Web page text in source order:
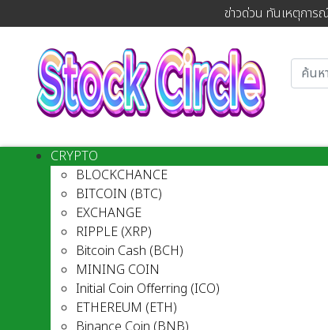
ข่าวด่วน ทันเหตุการ
CRYPTO
BLOCKCHANCE
BITCOIN (BTC)
EXCHANGE
RIPPLE (XRP)
Bitcoin Cash (BCH)
MINING COIN
Initial Coin Offerring (ICO)
ETHEREUM (ETH)